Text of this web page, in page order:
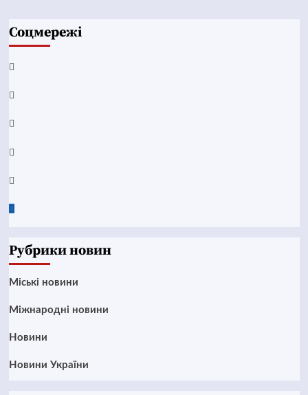
Соцмережі
Facebook
YouTube
Telegram
Instagram
Twitter
Google
Рубрики новин
Mіські новини
Міжнародні новини
Новини
Новини України